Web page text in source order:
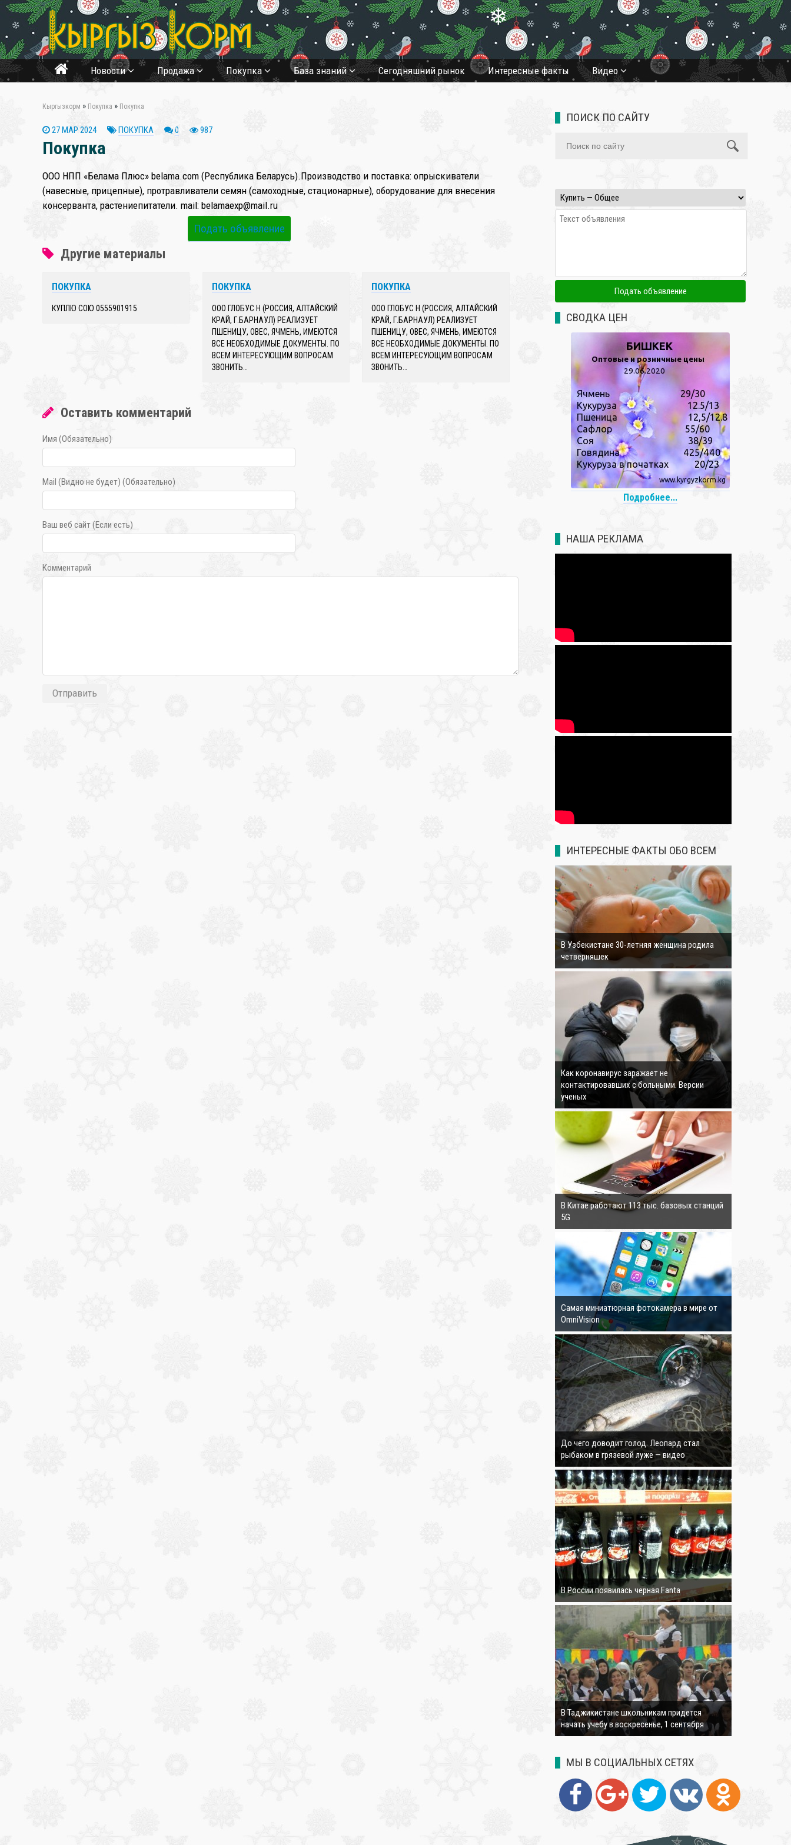
Новости Продажа Покупка База знаний Cегодняшний рынок Интересные факты Видео
Кыргызкорм » Покупка » Покупка
27 МАР 2024 ПОКУПКА 0 987
Покупка
ООО НПП «Белама Плюс» belama.com (Республика Беларусь).Производство и поставка: опрыскиватели
(навесные, прицепные), протравливатели семян (самоходные, стационарные), оборудование для внесения
консерванта, растениепитатели. mail: belamaexp@mail.ru
Подать объявление
Другие материалы
ПОКУПКА
КУПЛЮ СОЮ 0555901915
ПОКУПКА
ООО ГЛОБУС Н (РОССИЯ, АЛТАЙСКИЙ
КРАЙ, Г.БАРНАУЛ) РЕАЛИЗУЕТ
ПШЕНИЦУ, ОВЕС, ЯЧМЕНЬ, ИМЕЮТСЯ
ВСЕ НЕОБХОДИМЫЕ ДОКУМЕНТЫ. ПО
ВСЕМ ИНТЕРЕСУЮЩИМ ВОПРОСАМ
ЗВОНИТЬ…
ПОКУПКА
ООО ГЛОБУС Н (РОССИЯ, АЛТАЙСКИЙ
КРАЙ, Г.БАРНАУЛ) РЕАЛИЗУЕТ
ПШЕНИЦУ, ОВЕС, ЯЧМЕНЬ, ИМЕЮТСЯ
ВСЕ НЕОБХОДИМЫЕ ДОКУМЕНТЫ. ПО
ВСЕМ ИНТЕРЕСУЮЩИМ ВОПРОСАМ
ЗВОНИТЬ…
Оставить комментарий
Имя (Обязательно)
Mail (Видно не будет) (Обязательно)
Ваш веб сайт (Если есть)
Комментарий
ПОИСК ПО САЙТУ
СВОДКА ЦЕН
Подробнее...
НАША РЕКЛАМА
ИНТЕРЕСНЫЕ ФАКТЫ ОБО ВСЕМ
3172
В Узбекистане 30-летняя женщина родила
четверняшек
4613
Как коронавирус заражает не
контактировавших с больными. Версии
ученых
3762
В Китае работают 113 тыс. базовых станций
5G
Самая миниатюрная фотокамера в мире от
OmniVision
4324
До чего доводит голод. Леопард стал
рыбаком в грязевой луже — видео
3590
В России появилась черная Fanta
4264
В Таджикистане школьникам придется
начать учебу в воскресенье, 1 сентября
МЫ В СОЦИАЛЬНЫХ СЕТЯХ
❄
❄